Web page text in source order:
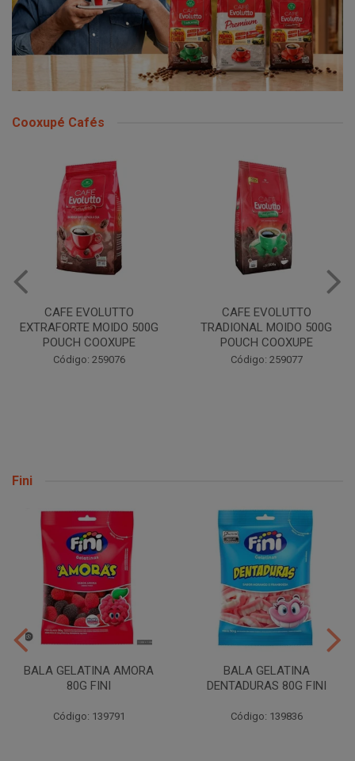
Cooxupé Cafés
CAFE EVOLUTTO
EXTRAFORTE MOIDO 500G
POUCH COOXUPE
Código: 259076
CAFE EVOLUTTO
TRADIONAL MOIDO 500G
POUCH COOXUPE
Código: 259077
Fini
BALA GELATINA AMORA
80G FINI
Código: 139791
BALA GELATINA
DENTADURAS 80G FINI
Código: 139836